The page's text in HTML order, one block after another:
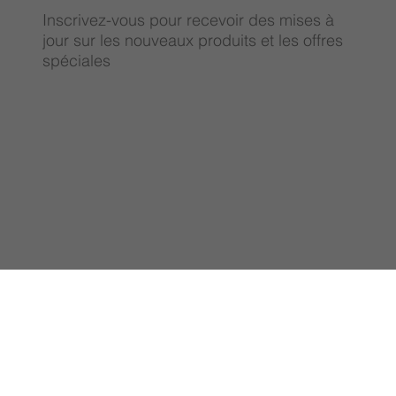
Inscrivez-vous pour recevoir des mises à
jour sur les nouveaux produits et les offres
spéciales